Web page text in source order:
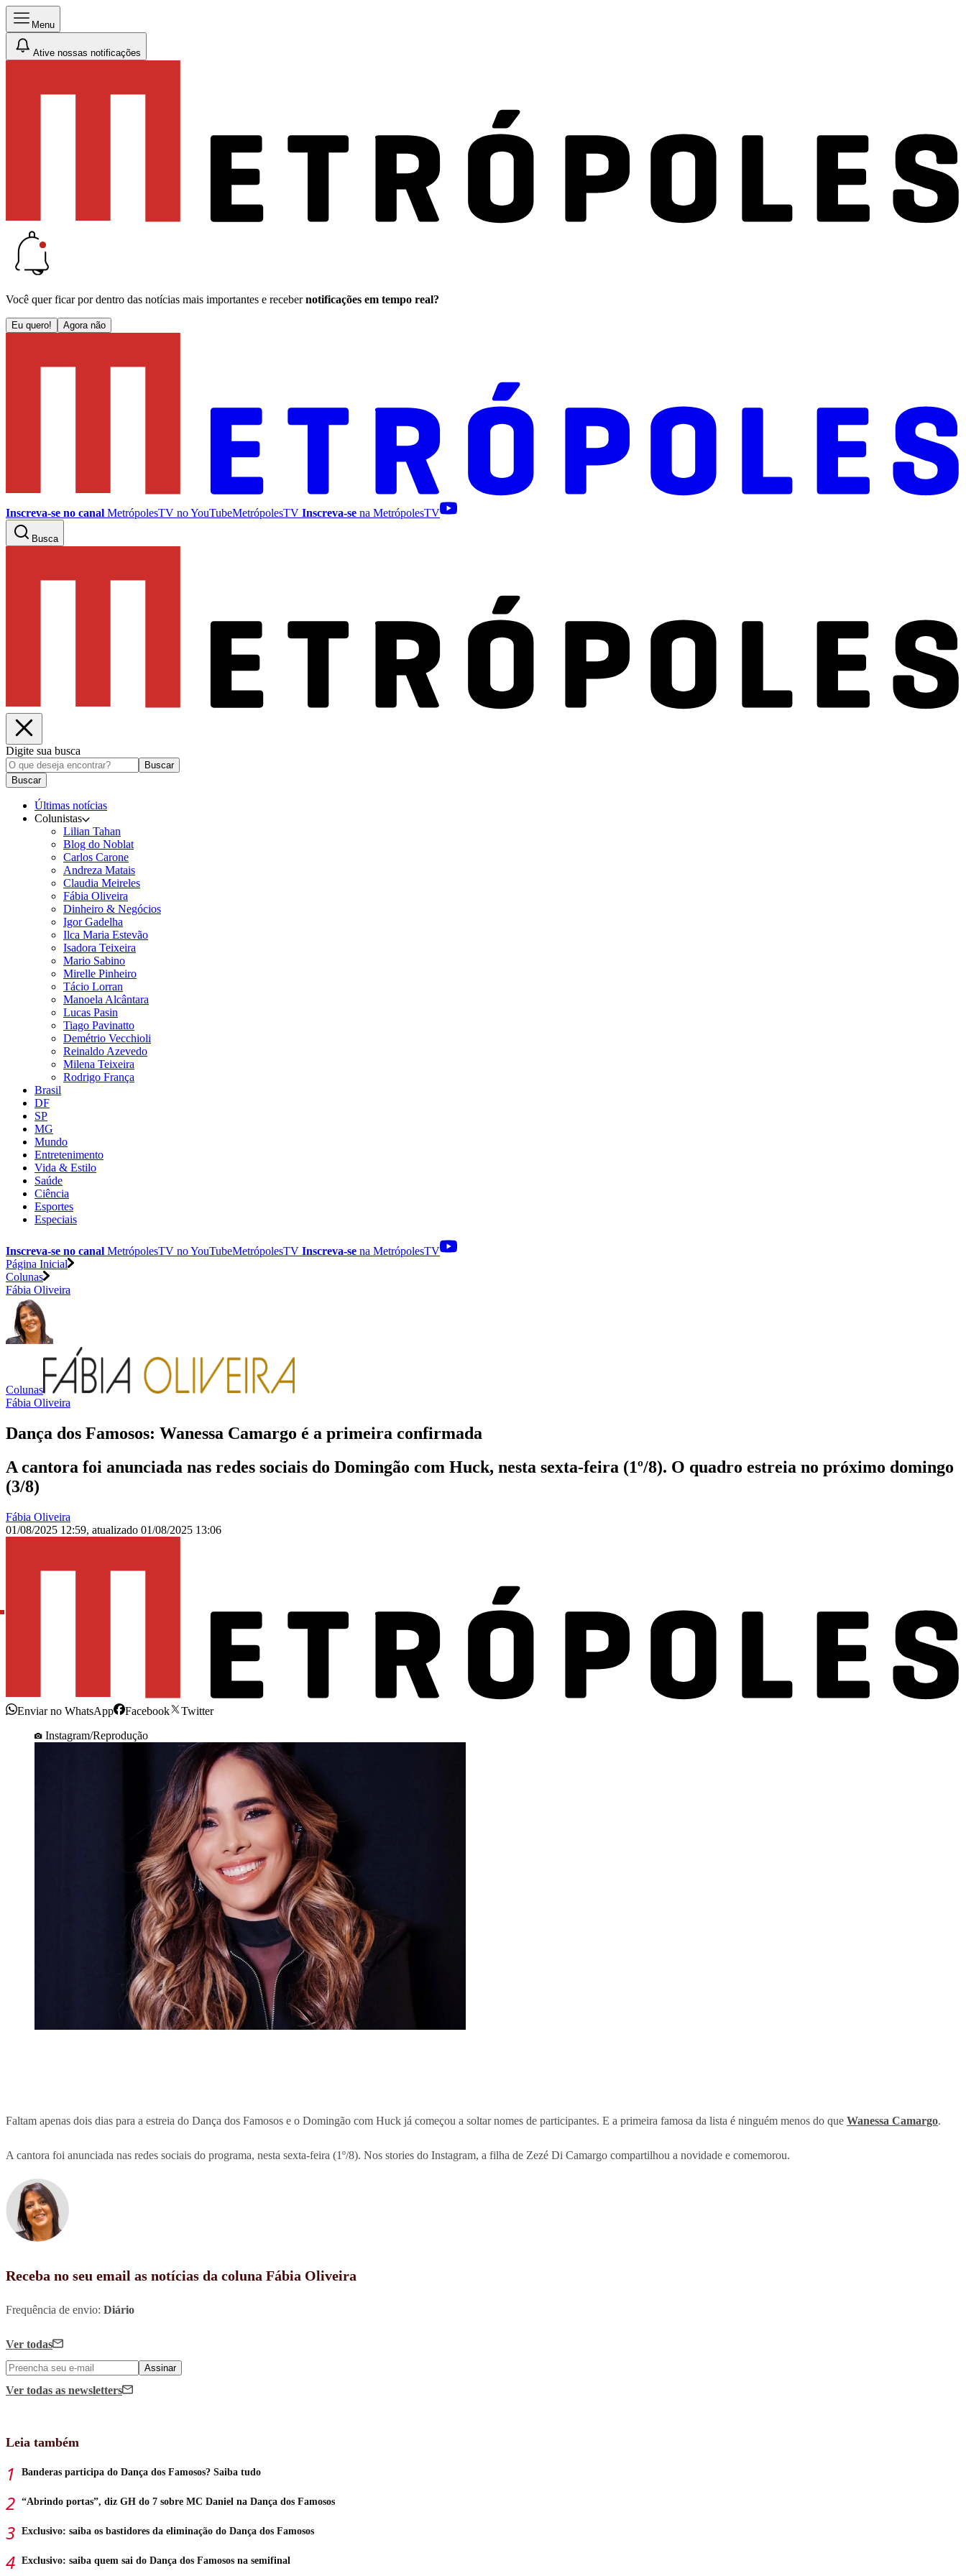
Menu
Ative nossas notificações
Você quer ficar por dentro das notícias mais importantes e receber notificações em tempo real?
Eu quero! Agora não
Inscreva-se no canal MetrópolesTV noYouTubeMetrópolesTV Inscreva-se na MetrópolesTV
Busca
Digite sua busca
Buscar
Buscar
Últimas notícias
Colunistas
Lilian Tahan
Blog do Noblat
Carlos Carone
Andreza Matais
Claudia Meireles
Fábia Oliveira
Dinheiro & Negócios
Igor Gadelha
Ilca Maria Estevão
Isadora Teixeira
Mario Sabino
Mirelle Pinheiro
Tácio Lorran
Manoela Alcântara
Lucas Pasin
Tiago Pavinatto
Demétrio Vecchioli
Reinaldo Azevedo
Milena Teixeira
Rodrigo França
Brasil
DF
SP
MG
Mundo
Entretenimento
Vida & Estilo
Saúde
Ciência
Esportes
Especiais
Inscreva-se no canal MetrópolesTV noYouTubeMetrópolesTV Inscreva-se na MetrópolesTV
Página Inicial
Colunas
Fábia Oliveira
Colunas
Fábia Oliveira
Dança dos Famosos: Wanessa Camargo é a primeira confirmada
A cantora foi anunciada nas redes sociais do Domingão com Huck, nesta sexta-feira (1º/8). O quadro estreia no próximo domingo
(3/8)
Fábia Oliveira
01/08/2025 12:59, atualizado 01/08/2025 13:06
Enviar no WhatsApp Facebook
Twitter
Instagram/Reprodução
Faltam apenas dois dias para a estreia do Dança dos Famosos e o Domingão com Huck já começou a soltar nomes de participantes. E a primeira famosa da lista é ninguém menos do que Wanessa Camargo.
A cantora foi anunciada nas redes sociais do programa, nesta sexta-feira (1º/8). Nos stories do Instagram, a filha de Zezé Di Camargo compartilhou a novidade e comemorou.
Receba no seu email as notícias da coluna Fábia Oliveira
Frequência de envio: Diário
Ver todas
Assinar
Ver todas as newsletters
Leia também
Banderas participa do Dança dos Famosos? Saiba tudo
“Abrindo portas”, diz GH do 7 sobre MC Daniel na Dança dos Famosos
Exclusivo: saiba os bastidores da eliminação do Dança dos Famosos
Exclusivo: saiba quem sai do Dança dos Famosos na semifinal